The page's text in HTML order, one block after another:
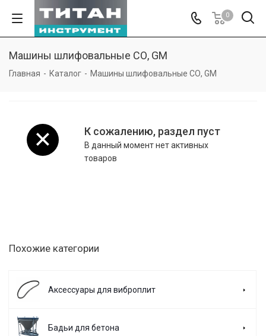
0
Машины шлифовальные СО, GM
Главная - Каталог - Машины шлифовальные СО, GM
К сожалению, раздел пуст
В данный момент нет активных
товаров
Похожие категории
Аксессуары для виброплит
Бадьи для бетона